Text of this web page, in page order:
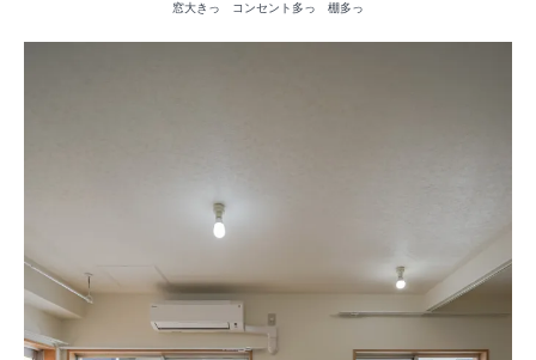
窓大きっ コンセント多っ 棚多っ